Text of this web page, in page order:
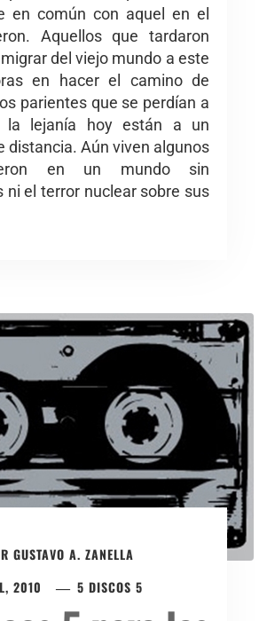
en común con aquel en el
Aquellos que tardaron
del viejo mundo a este
en hacer el camino de
parientes que se perdían a
la lejanía hoy están a un
distancia. Aún viven algunos
en un mundo sin
ni el terror nuclear sobre sus
GUSTAVO A. ZANELLA
2010
5 DISCOS 5